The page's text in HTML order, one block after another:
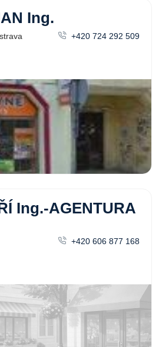
Ing.
+420 724 292 509
Ing.-AGENTURA
+420 606 877 168